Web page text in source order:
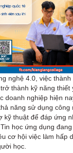
nghệ 4.0, việc
thành kỹ năng thiết
doanh nghiệp hiện
năng sử dụng công
kỹ thuật để đáp ứng
học ứng dụng
cơ hội việc làm hấp
học.